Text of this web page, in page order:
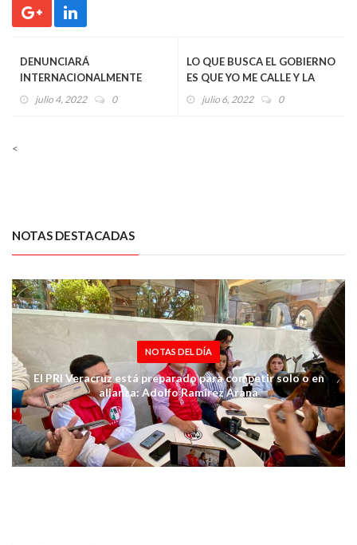
DENUNCIARÁ
INTERNACIONALMENTE
ALEJANDRO MORENO
julio 4, 2022 0
LO QUE BUSCA EL GOBIERNO
ES QUE YO ME CALLE Y LA
RESPUESTA ES NO:
julio 6, 2022 0
<
NOTAS DESTACADAS
NOTAS DEL DÍA
El PRI Veracruz está preparado para competir solo o en
alianza: Adolfo Ramírez Arana